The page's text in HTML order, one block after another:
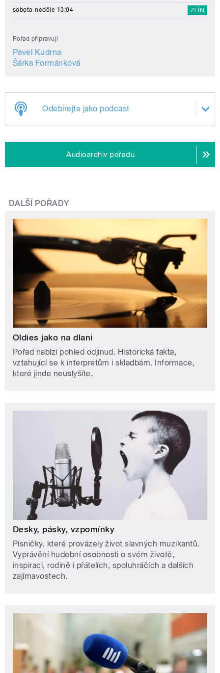
sobota-neděle 13:04 ZLÍN
Pořad připravují
Pavel Kudrna
Šárka Formánková
Odebírejte jako podcast
Audioarchiv pořadu
DALŠÍ POŘADY
Oldies jako na dlani
Pořad nabízí pohled odjinud. Historická fakta,
vztahující se k interpretům i skladbám. Informace,
které jinde neuslyšíte.
Desky, pásky, vzpomínky
Písničky, které provázely život slavných muzikantů.
Vyprávění hudební osobnosti o svém životě,
inspiraci, rodině i přátelích, spoluhráčích a dalších
zajímavostech.